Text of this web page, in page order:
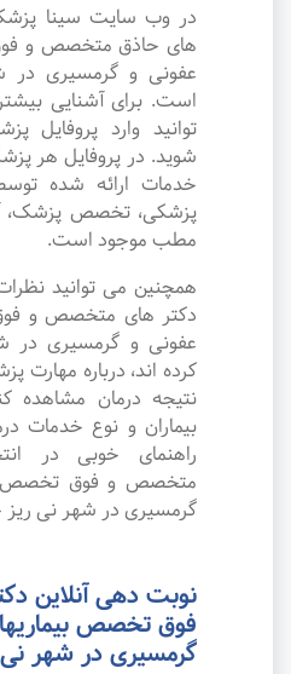
در وب سایت سینا
های حاذق متخصص و
عفونی و گرمسیری در
است. برای آشنایی
توانید وارد پروفایل
شوید. در پروفایل هر
خدمات ارائه شده
پزشکی، تخصص پزشک،
مطب موجود است.
همچنین می توانید
دکتر های متخصص و
عفونی و گرمسیری در
کرده اند، درباره مهارت
نتیجه درمان مشاهده
بیماران و نوع خدمات
راهنمای خوبی در
متخصص و فوق تخصص
گرمسیری در شهر نی ریز
نوبت دهی آنلاین
فوق تخصص
گرمسیری در شهر نی